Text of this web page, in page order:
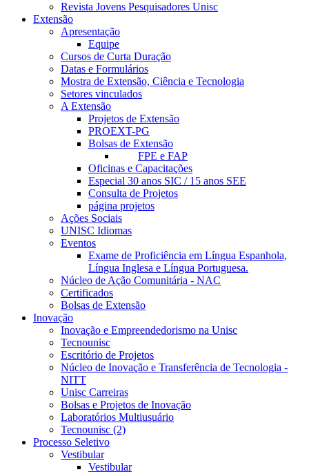
Revista Jovens Pesquisadores Unisc
Extensão
Apresentação
Equipe
Cursos de Curta Duração
Datas e Formulários
Mostra de Extensão, Ciência e Tecnologia
Setores vinculados
A Extensão
Projetos de Extensão
PROEXT-PG
Bolsas de Extensão
FPE e FAP
Oficinas e Capacitações
Especial 30 anos SIC / 15 anos SEE
Consulta de Projetos
página projetos
Ações Sociais
UNISC Idiomas
Eventos
Exame de Proficiência em Língua Espanhola,
Língua Inglesa e Língua Portuguesa.
Núcleo de Ação Comunitária - NAC
Certificados
Bolsas de Extensão
Inovação
Inovação e Empreendedorismo na Unisc
Tecnounisc
Escritório de Projetos
Núcleo de Inovação e Transferência de Tecnologia -
NITT
Unisc Carreiras
Bolsas e Projetos de Inovação
Laboratórios Multiusuário
Tecnounisc (2)
Processo Seletivo
Vestibular
Vestibular